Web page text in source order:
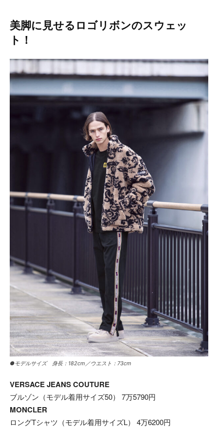
美脚に見せるロゴリボンのスウェッ
ト！
●モデルサイズ 身長：182cm／ウエスト：73cm
VERSACE JEANS COUTURE
ブルゾン（モデル着用サイズ50） 7万5790円
MONCLER
ロングTシャツ（モデル着用サイズL） 4万6200円